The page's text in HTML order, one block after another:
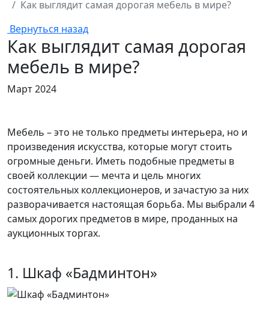
Как выглядит самая дорогая мебель в мире?
Вернуться назад
Как выглядит самая дорогая
мебель в мире?
Март 2024
Мебель – это не только предметы интерьера, но и
произведения искусства, которые могут стоить
огромные деньги. Иметь подобные предметы в
своей коллекции — мечта и цель многих
состоятельных коллекционеров, и зачастую за них
разворачивается настоящая борьба. Мы выбрали 4
самых дорогих предметов в мире, проданных на
аукционных торгах.
1. Шкаф «Бадминтон»